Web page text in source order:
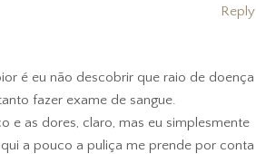
é eu não descobrir que raio de doença
fazer exame de sangue.
e as dores, claro, mas eu simplesmente
a pouco a puliça me prende por conta
Reply